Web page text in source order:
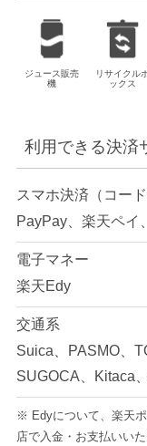
ジュース販売
機
リサイクル
ックス
利用できる決済
スマホ決済 （コー
PayPay、楽天ペイ
電子マネー
楽天Edy
交通系
Suica、PASMO、
SUGOCA、Kitaca
※ Edyについて、楽天
店で入金・お支払いい